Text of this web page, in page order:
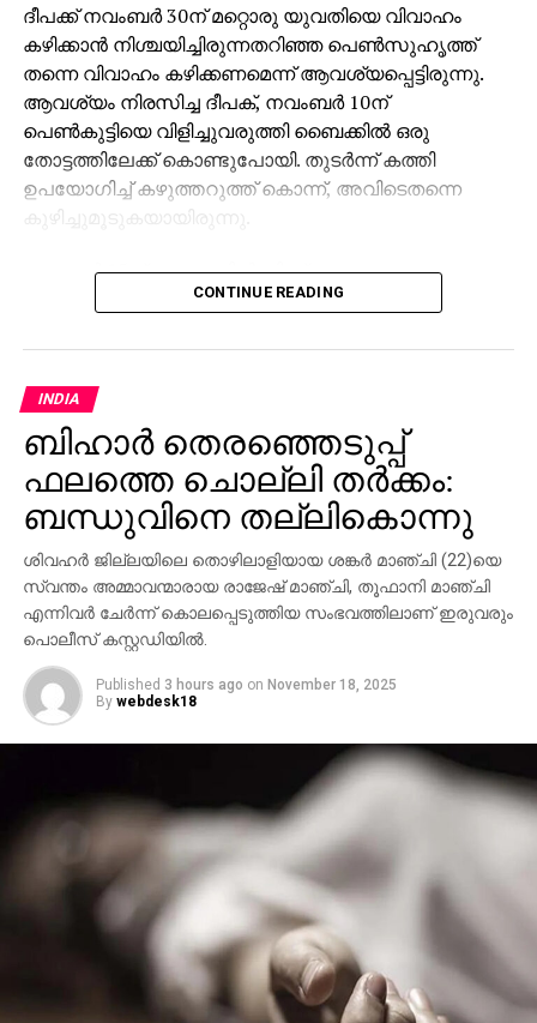
ദീപക്ക് നവംബര്‍ 30ന് മറ്റൊരു യുവതിയെ വിവാഹം
കഴിക്കാന്‍ നിശ്ചയിച്ചിരുന്നതറിഞ്ഞ പെണ്‍സുഹൃത്ത്
തന്നെ വിവാഹം കഴിക്കണമെന്ന് ആവശ്യപ്പെട്ടിരുന്നു.
ആവശ്യം നിരസിച്ച ദീപക്, നവംബര്‍ 10ന്
പെണ്‍കുട്ടിയെ വിളിച്ചുവരുത്തി ബൈക്കില്‍ ഒരു
തോട്ടത്തിലേക്ക് കൊണ്ടുപോയി. തുടര്‍ന്ന് കത്തി
ഉപയോഗിച്ച് കഴുത്തറുത്ത് കൊന്ന്, അവിടെതന്നെ
കുഴിച്ചുമൂടുകയായിരുന്നു.
നവംബര്‍ 15ന് തോട്ടത്തില്‍ നിന്ന് മൃതദേഹം
കണ്ടെത്തിയതോടെ കേസ് ശക്തമായി. സ്ഥലത്ത്
രേഖപ്പെടുത്തിയിരുന്ന ഒരു ബുക്കും പൊലീസിന്
പ്രതിയെ തിരിച്ചറിയാനായി സഹായമായി.
തട്ടിക്കൊണ്ടുപോകല്‍ കേസ് രജിസ്റ്റര്‍ ചെയ്ത പൊലിസ്,
പോസ്റ്റ്‌മോര്‍ട്ടത്തിന് ശേഷം കൊലപാതകക്കുറ്റവും
ചേര്‍ത്തു.
പ്രതി പെണ്‍കുട്ടിയെ ബൈക്കില്‍ കൊണ്ടുപോകുന്ന
സിസിടിവി ദൃശ്യങ്ങളും പൊലീസ് ശേഖരിച്ചു.
ഇന്‍സ്റ്റാഗ്രാം വഴി പരിചയപ്പെട്ട പെണ്‍കുട്ടിയുമായി
താന്‍ അടുപ്പത്തിലായിരുന്നുവെന്നും വിവാഹം
ഉറപ്പായതോടെ പെണ്‍കുട്ടി സമ്മര്‍ദം
ചെലുത്തിയതാണെന്നും ദീപക് മൊഴി നല്‍കി.
പഠനത്തിനായി കന്റോണ്‍മെന്റ് പ്രദേശത്തെ
അമ്മാവന്റെ വീട്ടില്‍ താമസിക്കുകയായിരുന്നു മരിച്ച
17കാരി. സംഭവത്തില്‍ കൂടുതല്‍ അന്വേഷണം
തുടരുകയാണ്.
CONTINUE READING
INDIA
ബിഹാര്‍ തെരഞ്ഞെടുപ്പ്
ഫലത്തെ ചൊല്ലി തര്‍ക്കം:
ബന്ധുവിനെ തല്ലികൊന്നു
ശിവഹര്‍ ജില്ലയിലെ തൊഴിലാളിയായ ശങ്കര്‍ മാഞ്ചി (22)യെ
സ്വന്തം അമ്മാവന്മാരായ രാജേഷ് മാഞ്ചി, തൂഫാനി മാഞ്ചി
എന്നിവര്‍ ചേര്‍ന്ന് കൊലപ്പെടുത്തിയ സംഭവത്തിലാണ് ഇരുവരും
പൊലീസ് കസ്റ്റഡിയില്‍.
Published 3 hours ago on November 18, 2025
By webdesk18